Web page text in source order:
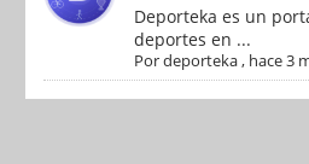
Deporteka es un
deportes en ...
Pordeporteka , hace 3